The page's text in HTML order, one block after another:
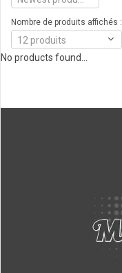
Nombre de produits affichés :
12 produits
No products found...